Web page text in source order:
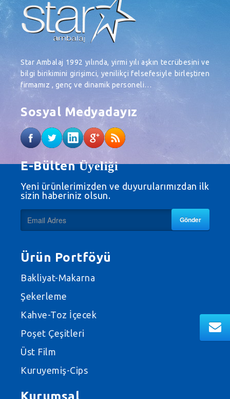
Star Ambalaj 1992 yılında, yirmi yılı aşkın tecrübesini ve
bilgi birikimini girişimci, yenilikçi felsefesiyle birleştiren
firmamız , genç ve dinamik personeli…
Sosyal Medyadayız
E-BültenÜyeliği
Yeni ürünlerimizden ve duyurularımızdan ilk
sizin haberiniz olsun.
Gönder
Ürün Portföyü
Bakliyat-Makarna
Şekerleme
Kahve-Toz İçecek
Poşet Çeşitleri
Üst Film
Kuruyemiş-Cips
Kurumsal